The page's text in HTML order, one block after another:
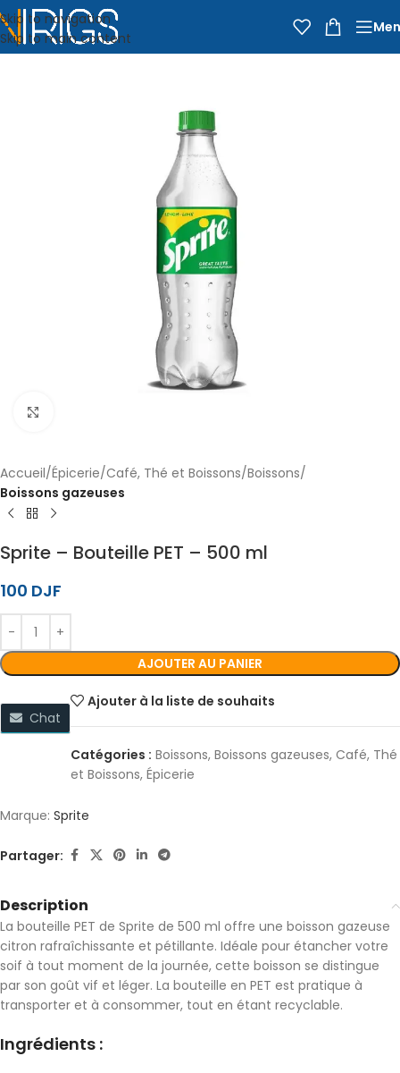
Skip to navigation
Skip to main content
Accueil Épicerie Café, Thé et Boissons Boissons
Boissons gazeuses
Sprite – Bouteille PET – 500 ml
100 DJF
AJOUTER AU PANIER
Ajouter à la liste de souhaits
Chat
Catégories : Boissons, Boissons gazeuses, Café, Thé
et Boissons, Épicerie
Marque: Sprite
Partager:
Description
La bouteille PET de Sprite de 500 ml offre une boisson gazeuse
citron rafraîchissante et pétillante. Idéale pour étancher votre
soif à tout moment de la journée, cette boisson se distingue
par son goût vif et léger. La bouteille en PET est pratique à
transporter et à consommer, tout en étant recyclable.
Ingrédients :